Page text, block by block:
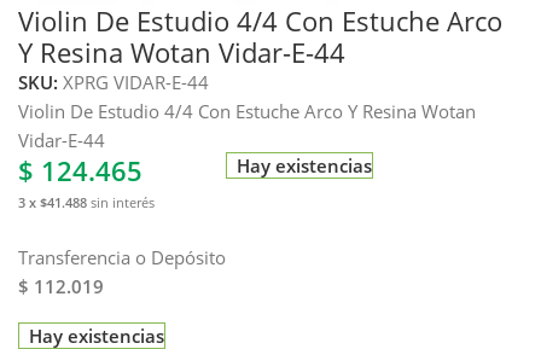
Violin De Estudio 4/4 Con Estuche Arco
Y Resina Wotan Vidar-E-44
SKU: XPRG VIDAR-E-44
Violin De Estudio 4/4 Con Estuche Arco Y Resina Wotan
Vidar-E-44
$ 124.465
3 x $41.488 sin interés
Transferencia o Depósito
$ 112.019
Hay existencias
Hay existencias